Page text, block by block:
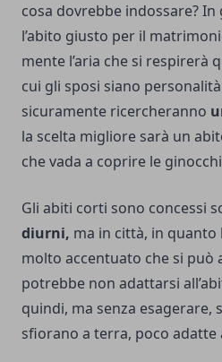
cosa dovrebbe indossare?
l’abito giusto per il
mente l’aria che si respirerà
cui gli sposi siano
sicuramente ricercheranno
la scelta migliore sarà un
che vada a coprire le
Gli abiti corti sono concessi
diurni, ma in città, in
molto accentuato che si può
potrebbe non adattarsi
quindi, ma senza esagerare,
sfiorano a terra, poco adatte